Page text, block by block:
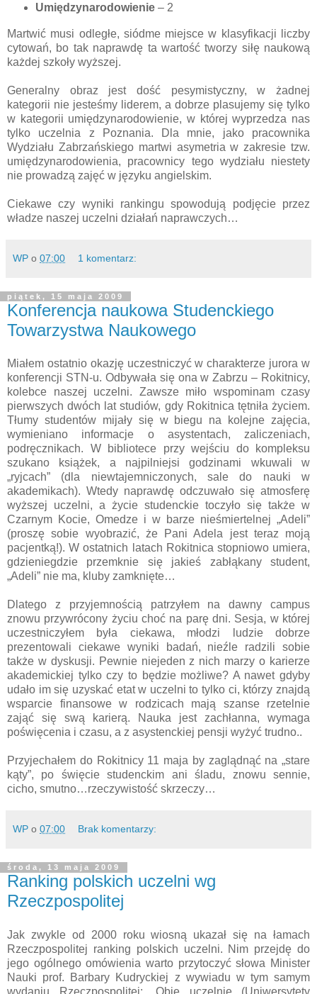
Umiędzynarodowienie – 2
Martwić musi odległe, siódme miejsce w klasyfikacji liczby
cytowań, bo tak naprawdę ta wartość tworzy siłę naukową
każdej szkoły wyższej.
Generalny obraz jest dość pesymistyczny, w żadnej
kategorii nie jesteśmy liderem, a dobrze plasujemy się tylko
w kategorii umiędzynarodowienie, w której wyprzedza nas
tylko uczelnia z Poznania. Dla mnie, jako pracownika
Wydziału Zabrzańskiego martwi asymetria w zakresie tzw.
umiędzynarodowienia, pracownicy tego wydziału niestety
nie prowadzą zajęć w języku angielskim.
Ciekawe czy wyniki rankingu spowodują podjęcie przez
władze naszej uczelni działań naprawczych…
WP o 07:00 1 komentarz:
piątek, 15 maja 2009
Konferencja naukowa Studenckiego
Towarzystwa Naukowego
Miałem ostatnio okazję uczestniczyć w charakterze jurora w
konferencji STN-u. Odbywała się ona w Zabrzu – Rokitnicy,
kolebce naszej uczelni. Zawsze miło wspominam czasy
pierwszych dwóch lat studiów, gdy Rokitnica tętniła życiem.
Tłumy studentów mijały się w biegu na kolejne zajęcia,
wymieniano informacje o asystentach, zaliczeniach,
podręcznikach. W bibliotece przy wejściu do kompleksu
szukano książek, a najpilniejsi godzinami wkuwali w
„ryjcach” (dla niewtajemniczonych, sale do nauki w
akademikach). Wtedy naprawdę odczuwało się atmosferę
wyższej uczelni, a życie studenckie toczyło się także w
Czarnym Kocie, Omedze i w barze nieśmiertelnej „Adeli”
(proszę sobie wyobrazić, że Pani Adela jest teraz moją
pacjentką!). W ostatnich latach Rokitnica stopniowo umiera,
gdzieniegdzie przemknie się jakieś zabłąkany student,
„Adeli” nie ma, kluby zamknięte…
Dlatego z przyjemnością patrzyłem na dawny campus
znowu przywrócony życiu choć na parę dni. Sesja, w której
uczestniczyłem była ciekawa, młodzi ludzie dobrze
prezentowali ciekawe wyniki badań, nieźle radzili sobie
także w dyskusji. Pewnie niejeden z nich marzy o karierze
akademickiej tylko czy to będzie możliwe? A nawet gdyby
udało im się uzyskać etat w uczelni to tylko ci, którzy znajdą
wsparcie finansowe w rodzicach mają szanse rzetelnie
zająć się swą karierą. Nauka jest zachłanna, wymaga
poświęcenia i czasu, a z asystenckiej pensji wyżyć trudno..
Przyjechałem do Rokitnicy 11 maja by zaglądnąć na „stare
kąty”, po święcie studenckim ani śladu, znowu sennie,
cicho, smutno…rzeczywistość skrzeczy…
WP o 07:00 Brak komentarzy:
środa, 13 maja 2009
Ranking polskich uczelni wg
Rzeczpospolitej
Jak zwykle od 2000 roku wiosną ukazał się na łamach
Rzeczpospolitej ranking polskich uczelni. Nim przejdę do
jego ogólnego omówienia warto przytoczyć słowa Minister
Nauki prof. Barbary Kudryckiej z wywiadu w tym samym